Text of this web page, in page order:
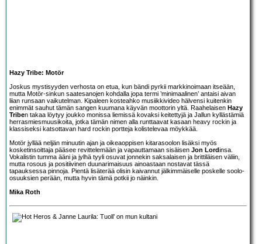
Hazy Tribe: Motör
Joskus mystisyyden verhosta on etua, kun bändi pyrkii markkinoimaan itseään,
mutta Motör-sinkun saatesanojen kohdalla jopa termi ’minimaalinen’ antaisi aivan
liian runsaan vaikutelman. Kipaleen kosteahko musiikkivideo hälvensi kuitenkin
enimmät sauhut tämän sangen kuumana käyvän moottorin yltä. Raahelaisen Hazy
Triben takaa löytyy joukko monissa liemissä kovaksi keitettyjä ja Jallun kyllästämiä
herrasmiesmuusikoita, jotka tämän nimen alla runttaavat kasaan heavy rockin ja
klassiseksi katsottavan hard rockin portteja kolistelevaa möykkää.
Motör jyllää neljän minuutin ajan ja oikeaoppisen kitarasoolon lisäksi myös
kosketinsoittaja pääsee revittelemään ja vapauttamaan sisäisen Jon Lordinsa.
Vokalistin tumma ääni ja jylhä tyyli osuvat jonnekin saksalaisen ja brittiläisen väliin,
mutta rosous ja positiivinen duunarimaisuus ainoastaan nostavat tässä
tapauksessa pinnoja. Pientä lisäterää olisin kaivannut jälkimmäiselle poskelle soolo-
osuuksien perään, mutta hyvin tämä potkii jo näinkin.
Mika Roth